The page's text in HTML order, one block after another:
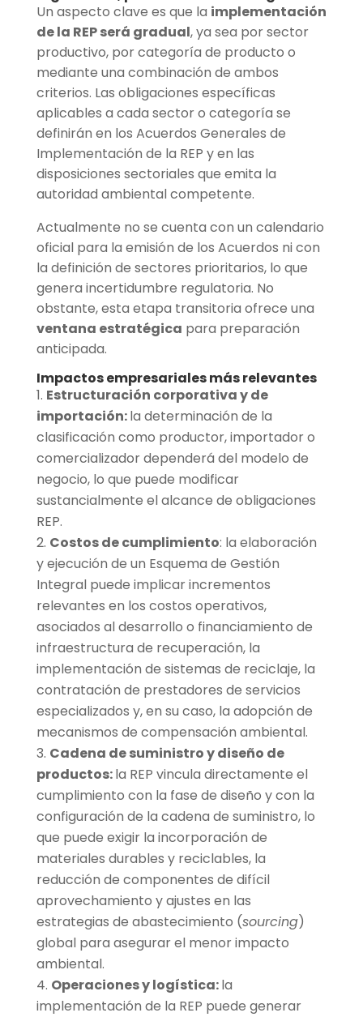
Un aspecto clave es que la implementación
de la REP será gradual, ya sea por sector
productivo, por categoría de producto o
mediante una combinación de ambos
criterios. Las obligaciones específicas
aplicables a cada sector o categoría se
definirán en los Acuerdos Generales de
Implementación de la REP y en las
disposiciones sectoriales que emita la
autoridad ambiental competente.
Actualmente no se cuenta con un calendario
oficial para la emisión de los Acuerdos ni con
la definición de sectores prioritarios, lo que
genera incertidumbre regulatoria. No
obstante, esta etapa transitoria ofrece una
ventana estratégica para preparación
anticipada.
Impactos empresariales más relevantes
Estructuración corporativa y de
importación:la determinación de la
clasificación como productor, importador o
comercializador dependerá del modelo de
negocio, lo que puede modificar
sustancialmente el alcance de obligaciones
REP.
Costos de cumplimiento: la elaboración
y ejecución de un Esquema de Gestión
Integral puede implicar incrementos
relevantes en los costos operativos,
asociados al desarrollo o financiamiento de
infraestructura de recuperación, la
implementación de sistemas de reciclaje, la
contratación de prestadores de servicios
especializados y, en su caso, la adopción de
mecanismos de compensación ambiental.
Cadena de suministro y diseño de
productos:la REP vincula directamente el
cumplimiento con la fase de diseño y con la
configuración de la cadena de suministro, lo
que puede exigir la incorporación de
materiales durables y reciclables, la
reducción de componentes de difícil
aprovechamiento y ajustes en las
estrategias de abastecimiento (sourcing)
global para asegurar el menor impacto
ambiental.
Operaciones y logística:la
implementación de la REP puede generar